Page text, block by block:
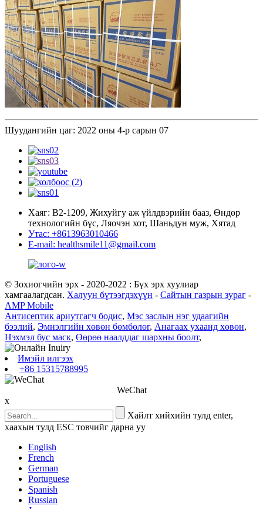
Шуудангийн цаг: 2022 оны 4-р сарын 07
Хаяг: В2-1209, Жихуйгу аж үйлдвэрийн бааз, Өндөр
технологийн бүс, Ляочэн хот, Шаньдун муж, Хятад
Утас: +8613963010466
E-mail: healthsmile11@gmail.com
© Зохиогчийн эрх - 2020-2022 : Бүх эрх хуулиар
хамгаалагдсан. Халуун бүтээгдэхүүн - Сайтын газрын зураг -
AMP Mobile
Антисептик ариутгагч бодис, Мэс заслын нэг удаагийн
бээлий, Эмнэлгийн хөвөн бөмбөлөг, Анагаах ухаанд хөвөн,
Нэхмэл бус маск, Өөрөө наалддаг шархны боолт,
Имэйл илгээх
+86 15315788995
WeChat
x
Хайлт хийхийн тулд enter,
хаахын тулд ESC товчийг дарна уу
English
French
German
Portuguese
Spanish
Russian